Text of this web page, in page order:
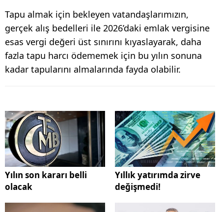
Tapu almak için bekleyen vatandaşlarımızın,
gerçek alış bedelleri ile 2026’daki emlak vergisine
esas vergi değeri üst sınırını kıyaslayarak, daha
fazla tapu harcı ödememek için bu yılın sonuna
kadar tapularını almalarında fayda olabilir.
Yılın son kararı belli
olacak
Yıllık yatırımda zirve
değişmedi!